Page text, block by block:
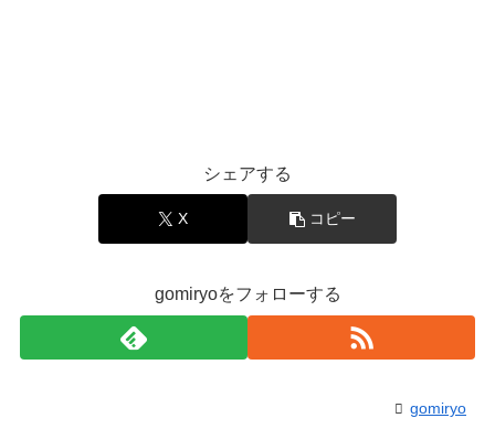
シェアする
X コピー
gomiryoをフォローする
gomiryo